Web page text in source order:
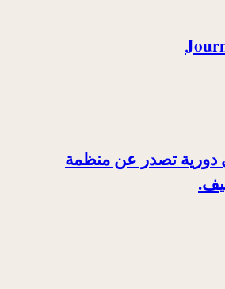
دورية تصدر عن منظمة